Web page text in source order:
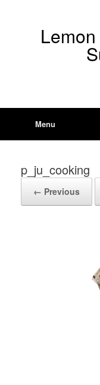
Menu
p_ju_cooking
← Previous